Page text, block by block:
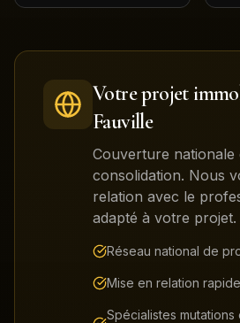
Votre projet
Fauville
Couverture nationale
consolidation. Nous
relation avec le
adapté à votre projet.
Réseau national de
Mise en relation
Spécialistes